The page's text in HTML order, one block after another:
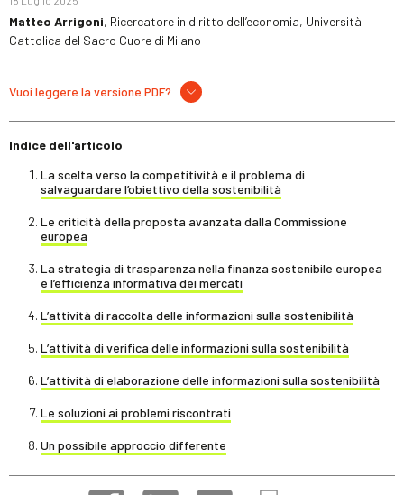
Matteo Arrigoni, Ricercatore in diritto dell’economia, Università
Cattolica del Sacro Cuore di Milano
Vuoi leggere la versione PDF?
Indice dell'articolo
La scelta verso la competitività e il problema di
salvaguardare l’obiettivo della sostenibilità
Le criticità della proposta avanzata dalla Commissione
europea
La strategia di trasparenza nella finanza sostenibile europea
e l’efficienza informativa dei mercati
L’attività di raccolta delle informazioni sulla sostenibilità
L’attività di verifica delle informazioni sulla sostenibilità
L’attività di elaborazione delle informazioni sulla sostenibilità
Le soluzioni ai problemi riscontrati
Un possibile approccio differente